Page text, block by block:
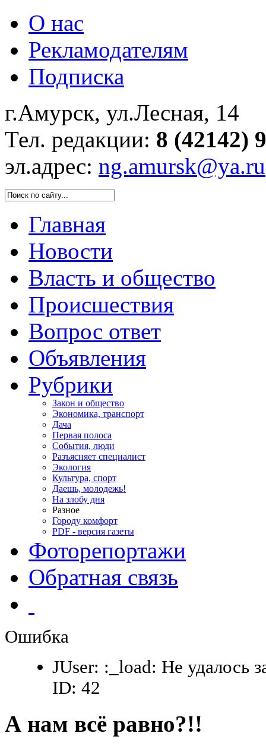
О нас
Рекламодателям
Подписка
г.Амурск, ул.Лесная, 14
Тел. редакции: 8 (42142)
эл.адрес: ng.amursk@ya.ru
Главная
Новости
Власть и общество
Происшествия
Вопрос ответ
Объявления
Рубрики
Закон и общество
Экономика, транспорт
Дача
Первая полоса
События, люди
Разъясняет специалист
Экология
Культура, спорт
Даешь, молодежь!
На злобу дня
Разное
Городу комфорт
PDF - версия газеты
Фоторепортажи
Обратная связь
Ошибка
JUser: :_load: Не удалось
ID: 42
А нам всё равно?!!